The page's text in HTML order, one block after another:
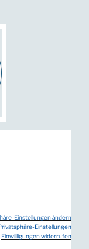
Einstellungen ändern
Einstellungen
Einwilligungen widerrufen